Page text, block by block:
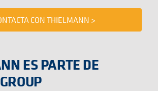
CON THIELMANN >
ES PARTE DE